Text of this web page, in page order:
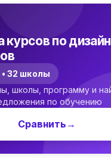
курсов по
• 32 школы
школы, программу и
по обучению
Сравнить →